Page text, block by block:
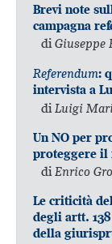
Brevi note
campagna
diGiuseppe
Referendum:
intervista a
di Luigi
Un NO per
proteggere il
diEnrico
Le criticità
degli artt.
della